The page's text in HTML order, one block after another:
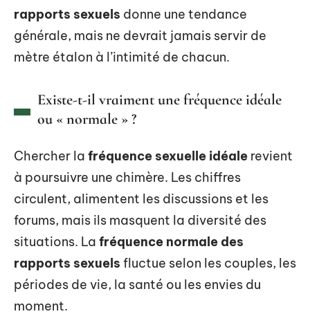
rapports sexuels donne une tendance
générale, mais ne devrait jamais servir de
mètre étalon à l’intimité de chacun.
Existe-t-il vraiment une fréquence idéale
ou « normale » ?
Chercher la fréquence sexuelle idéale revient
à poursuivre une chimère. Les chiffres
circulent, alimentent les discussions et les
forums, mais ils masquent la diversité des
situations. La fréquence normale des
rapports sexuels fluctue selon les couples, les
périodes de vie, la santé ou les envies du
moment.